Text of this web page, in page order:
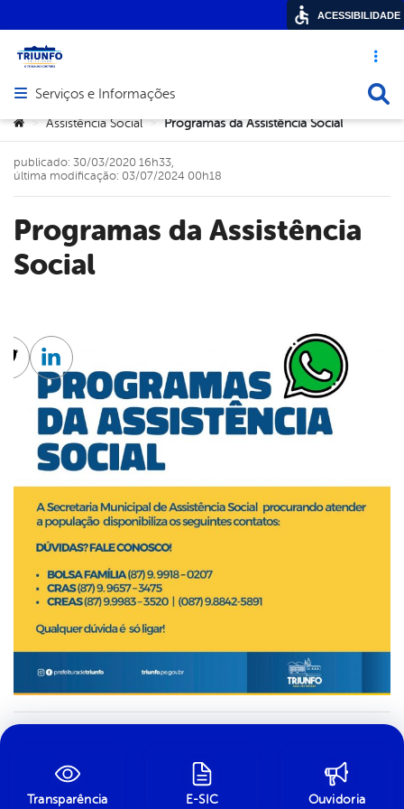
Acesso
Abrir menu principal de navegação
Serviços e Informações
Você está aqui:
> Assistência Social > Programas da Assistência Social
Programas da Assistência
Social
publicado: 30/03/2020 16h33,
última modificação: 03/07/2024 00h18
Twitter
Linkedin
Transparência E-SIC Ouvidoria
ACESSIBILIDADE